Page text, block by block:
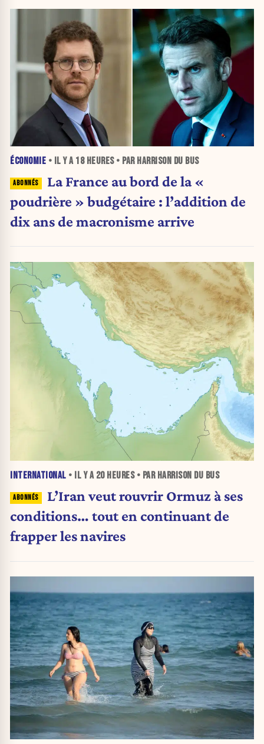
ÉCONOMIE • IL Y A 18 HEURES• PAR HARRISON DU BUS
La France au bord de la «
poudrière » budgétaire : l’addition de
dix ans de macronisme arrive
INTERNATIONAL • IL Y A 20 HEURES• PAR HARRISON DU BUS
L’Iran veut rouvrir Ormuz à ses
conditions… tout en continuant de
frapper les navires